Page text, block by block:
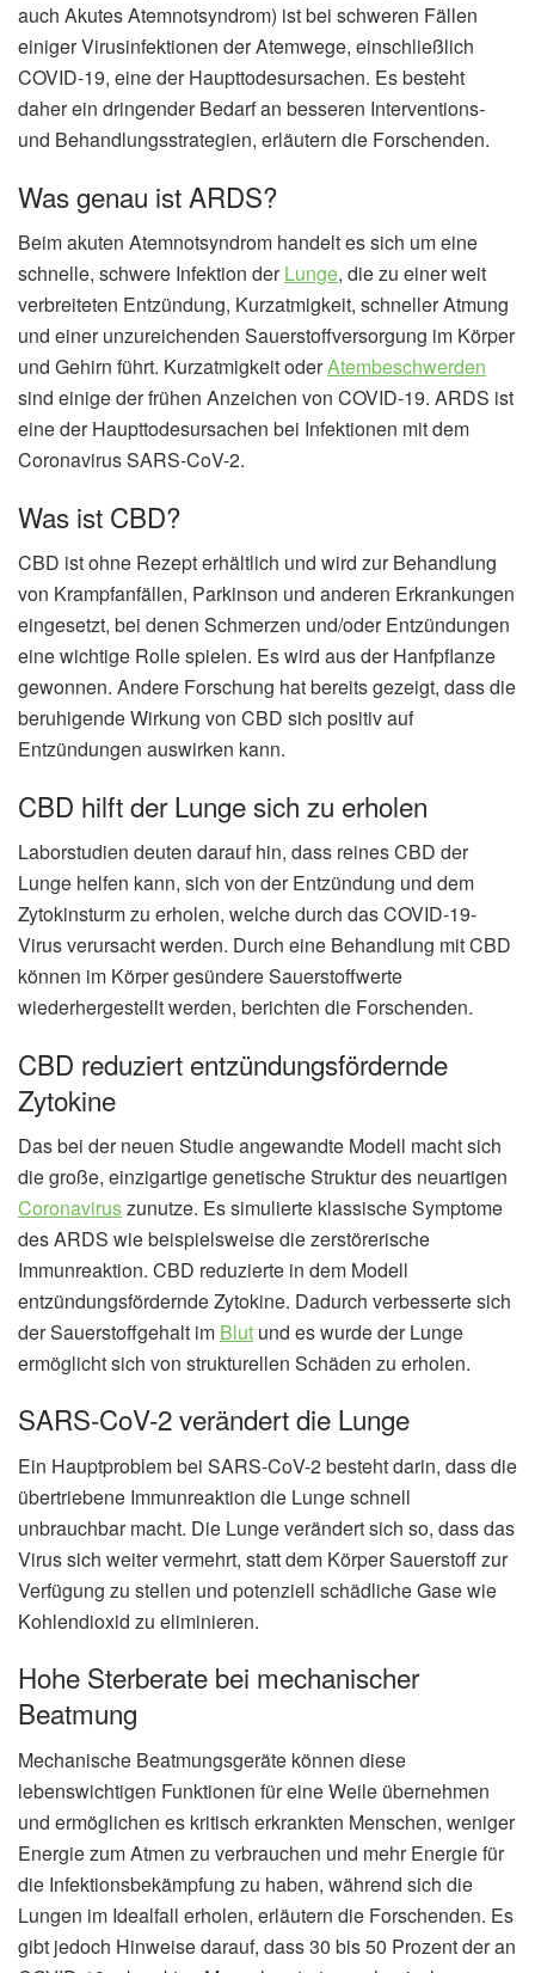
auch Akutes Atemnotsyndrom) ist bei schweren Fällen
einiger Virusinfektionen der Atemwege, einschließlich
COVID-19, eine der Haupttodesursachen. Es besteht
daher ein dringender Bedarf an besseren Interventions-
und Behandlungsstrategien, erläutern die Forschenden.
Was genau ist ARDS?
Beim akuten Atemnotsyndrom handelt es sich um eine
schnelle, schwere Infektion derLunge, die zu einer weit
verbreiteten Entzündung, Kurzatmigkeit, schneller Atmung
und einer unzureichenden Sauerstoffversorgung im Körper
und Gehirn führt. Kurzatmigkeit oderAtembeschwerden
sind einige der frühen Anzeichen von COVID-19. ARDS ist
eine der Haupttodesursachen bei Infektionen mit dem
Coronavirus SARS-CoV-2.
Was ist CBD?
CBD ist ohne Rezept erhältlich und wird zur Behandlung
von Krampfanfällen, Parkinson und anderen Erkrankungen
eingesetzt, bei denen Schmerzen und/oder Entzündungen
eine wichtige Rolle spielen. Es wird aus der Hanfpflanze
gewonnen. Andere Forschung hat bereits gezeigt, dass die
beruhigende Wirkung von CBD sich positiv auf
Entzündungen auswirken kann.
CBD hilft der Lunge sich zu erholen
Laborstudien deuten darauf hin, dass reines CBD der
Lunge helfen kann, sich von der Entzündung und dem
Zytokinsturm zu erholen, welche durch das COVID-19-
Virus verursacht werden. Durch eine Behandlung mit CBD
können im Körper gesündere Sauerstoffwerte
wiederhergestellt werden, berichten die Forschenden.
CBD reduziert entzündungsfördernde
Zytokine
Das bei der neuen Studie angewandte Modell macht sich
die große, einzigartige genetische Struktur des neuartigen
Coronaviruszunutze. Es simulierte klassische Symptome
des ARDS wie beispielsweise die zerstörerische
Immunreaktion. CBD reduzierte in dem Modell
entzündungsfördernde Zytokine. Dadurch verbesserte sich
der Sauerstoffgehalt im Blut und es wurde der Lunge
ermöglicht sich von strukturellen Schäden zu erholen.
SARS-CoV-2 verändert die Lunge
Ein Hauptproblem bei SARS-CoV-2 besteht darin, dass die
übertriebene Immunreaktion die Lunge schnell
unbrauchbar macht. Die Lunge verändert sich so, dass das
Virus sich weiter vermehrt, statt dem Körper Sauerstoff zur
Verfügung zu stellen und potenziell schädliche Gase wie
Kohlendioxid zu eliminieren.
Hohe Sterberate bei mechanischer
Beatmung
Mechanische Beatmungsgeräte können diese
lebenswichtigen Funktionen für eine Weile übernehmen
und ermöglichen es kritisch erkrankten Menschen, weniger
Energie zum Atmen zu verbrauchen und mehr Energie für
die Infektionsbekämpfung zu haben, während sich die
Lungen im Idealfall erholen, erläutern die Forschenden. Es
gibt jedoch Hinweise darauf, dass 30 bis 50 Prozent der an